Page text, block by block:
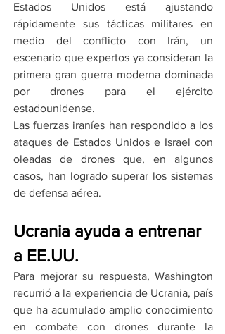
Estados Unidos está ajustando
rápidamente sus tácticas militares en
medio del conflicto con Irán, un
escenario que expertos ya consideran la
primera gran guerra moderna dominada
por drones para el ejército
estadounidense.
Las fuerzas iraníes han respondido a los
ataques de Estados Unidos e Israel con
oleadas de drones que, en algunos
casos, han logrado superar los sistemas
de defensa aérea.
Ucrania ayuda a entrenar
a EE.UU.
Para mejorar su respuesta, Washington
recurrió a la experiencia de Ucrania, país
que ha acumulado amplio conocimiento
en combate con drones durante la